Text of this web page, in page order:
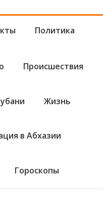
Политика
Происшествия
Жизнь
в Абхазии
Гороскопы